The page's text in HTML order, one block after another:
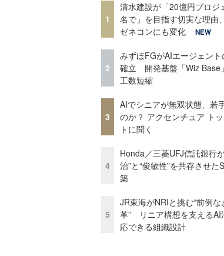
1
清水建設が「20億円プロジ
名で」を目指す切実な理由
ゼネコンにも変化
NEW
2
みずほFGがAIエージェント
確立 開発基盤「Wiz Base
工数短縮
3
AIでシニアが無双状態、若
のか？ アクセンチュア ト
トに聞く
4
Honda／三菱UFJ信託銀行
治”と“俊敏性”を共存させ
築
5
JR東海がNRIと挑む“前例
革” リニア構想を支えるAI
応できる組織設計